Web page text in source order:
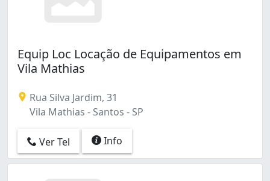
Equip Loc Locação de Equipamentos em
Vila Mathias
Rua Silva Jardim, 31
Vila Mathias - Santos - SP
Ver Tel Info